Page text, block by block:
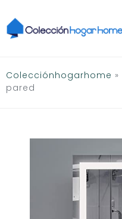
al
contenido
Colecciónhogarhome »
pared